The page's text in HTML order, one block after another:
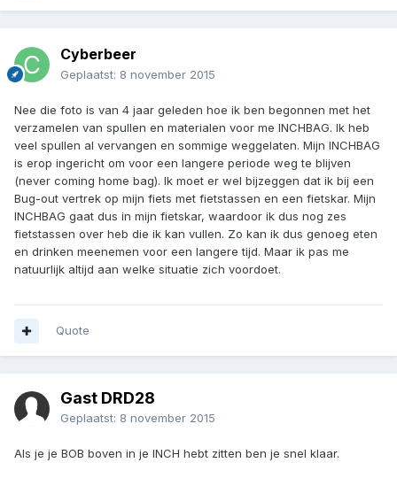
Cyberbeer
Geplaatst: 8 november 2015
Nee die foto is van 4 jaar geleden hoe ik ben begonnen met het
verzamelen van spullen en materialen voor me INCHBAG. Ik heb
veel spullen al vervangen en sommige weggelaten. Mijn INCHBAG
is erop ingericht om voor een langere periode weg te blijven
(never coming home bag). Ik moet er wel bijzeggen dat ik bij een
Bug-out vertrek op mijn fiets met fietstassen en een fietskar. Mijn
INCHBAG gaat dus in mijn fietskar, waardoor ik dus nog zes
fietstassen over heb die ik kan vullen. Zo kan ik dus genoeg eten
en drinken meenemen voor een langere tijd. Maar ik pas me
natuurlijk altijd aan welke situatie zich voordoet.
Quote
Gast DRD28
Geplaatst: 8 november 2015
Als je je BOB boven in je INCH hebt zitten ben je snel klaar.